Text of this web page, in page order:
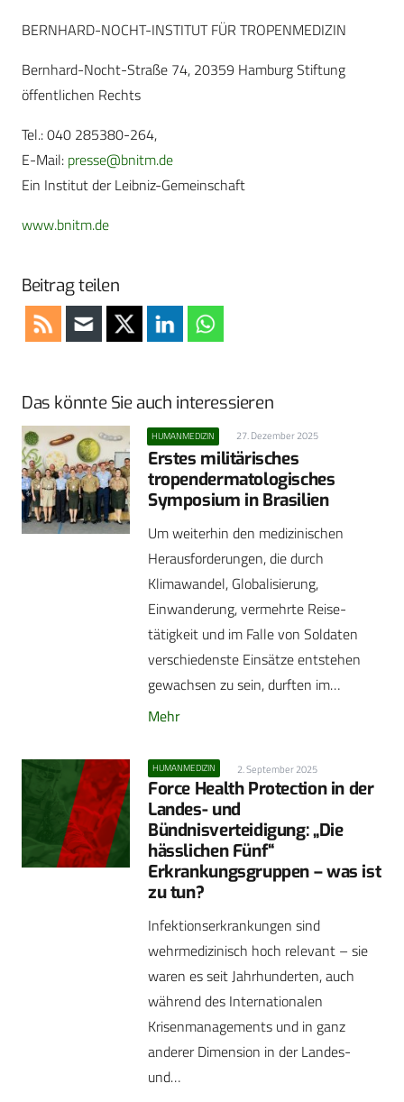
BERNHARD-NOCHT-INSTITUT FÜR TROPENMEDIZIN
Bernhard-Nocht-Straße 74, 20359 Hamburg Stiftung
öffentlichen Rechts
Tel.: 040 285380-264,
E-Mail: presse@bnitm.de
Ein Institut der Leibniz-Gemeinschaft
www.bnitm.de
Beitrag teilen
Das könnte Sie auch interessieren
HUMANMEDIZIN 27. Dezember 2025
Erstes militärisches
tropendermatologisches
Symposium in Brasilien
Um weiterhin den medizinischen
Herausforderungen, die durch
Klimawandel, Globalisierung,
Einwanderung, vermehrte Reise­
tätigkeit und im Falle von Soldaten
verschiedenste Einsätze ­entstehen
gewachsen zu sein, durften im…
Mehr
HUMANMEDIZIN 2. September 2025
Force Health Protection in der
Landes- und
Bündnisverteidigung: „Die
hässlichen Fünf“
Erkrankungsgruppen – was ist
zu tun?
Infektionserkrankungen sind
wehrmedizinisch hoch relevant – sie
waren es seit Jahrhunderten, auch
während des Internationalen
Krisenmanagements und in ganz
anderer Dimension in der Landes-
und…